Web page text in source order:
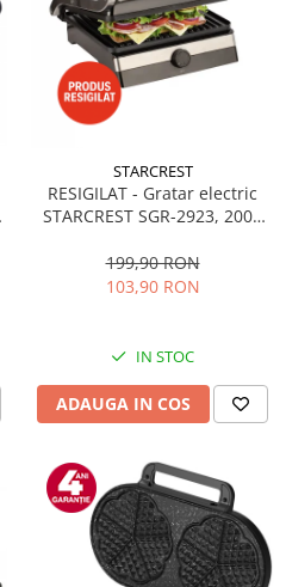
STARCREST
RESIGILAT - Gratar electric
STARCREST SGR-2923, 2000
180°, Suprafata gatire 29 x 23
cm, Termostat Reglabil, Inox /
199,90 RON
103,90 RON
IN STOC
ADAUGA IN COS